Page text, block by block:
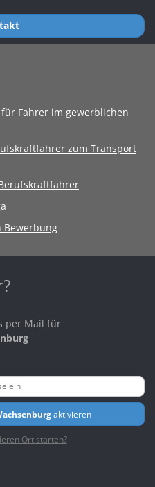
Fahrer im gewerblichen
zum Transport
Bewerbung
per Mail für
aktivieren
Ort starten?